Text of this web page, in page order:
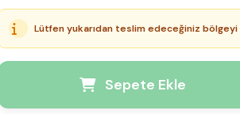
Lütfen yukarıdan teslim edeceğiniz bölgeyi
Sepete Ekle